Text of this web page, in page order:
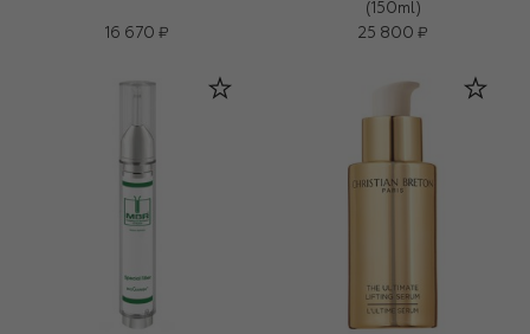
16 670 ₽
(150ml)
25 800 ₽